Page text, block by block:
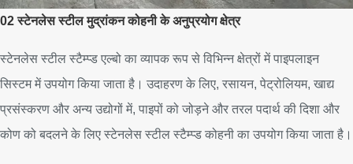
02 स्टेनलेस स्टील मुद्रांकन कोहनी के अनुप्रयोग क्षेत्र
स्टेनलेस स्टील स्टैम्प्ड एल्बो का व्यापक रूप से विभिन्न क्षेत्रों में पाइपलाइन
सिस्टम में उपयोग किया जाता है। उदाहरण के लिए, रसायन, पेट्रोलियम, खाद्य
प्रसंस्करण और अन्य उद्योगों में, पाइपों को जोड़ने और तरल पदार्थ की दिशा और
कोण को बदलने के लिए स्टेनलेस स्टील स्टैम्प्ड कोहनी का उपयोग किया जाता है।